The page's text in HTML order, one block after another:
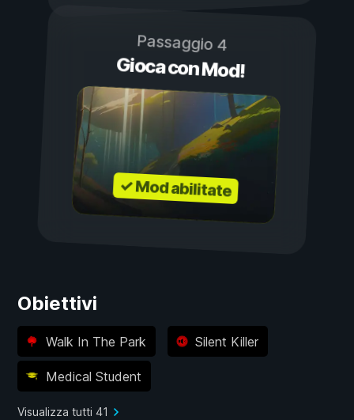
Passaggio 4
Gioca con Mod!
✓ Mod abilitate
Obiettivi
Walk In The Park Silent Killer
Medical Student
Visualizza tutti 41